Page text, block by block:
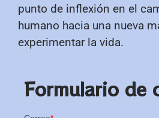
punto de inflexión en el
humano hacia una nueva
experimentar la vida.
Formulario de